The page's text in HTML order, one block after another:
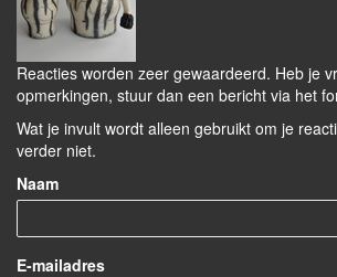
Reacties worden zeer gewaardeerd. Heb je
opmerkingen, stuur dan een bericht via het
Wat je invult wordt alleen gebruikt om je
verder niet.
Naam
E-mailadres